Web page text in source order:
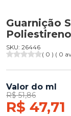
Guarnição
SKU: 26446
( 0 ) ( 0
Valor do ml
R$ 51,86
R$ 47,71